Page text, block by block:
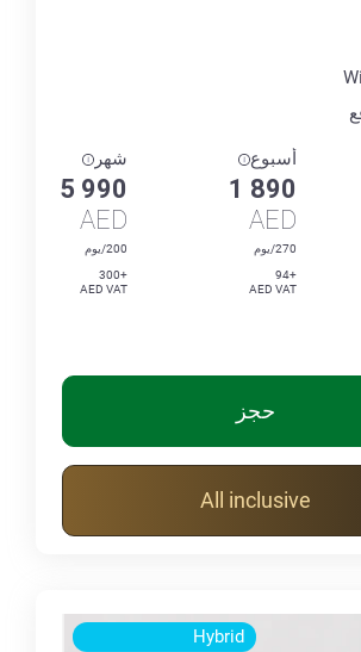
أسبوع
1 890
AED
270/يوم
+94
AED VAT
شهر
5 990
AED
200/يوم
+300
AED VAT
حجز
All inclusive
Hybrid